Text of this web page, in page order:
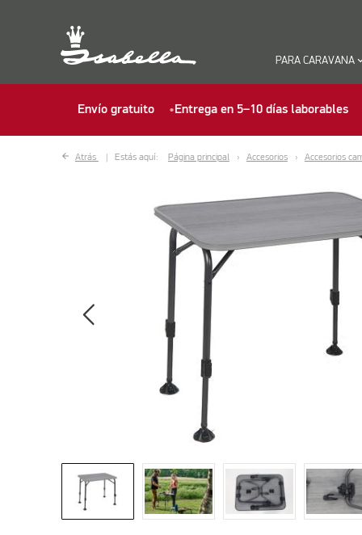
PARA CARAVANA
Envío gratuito Entrega en 5–10 días laborables
Atrás Estás aquí: Página principal Accesorios Accesorios